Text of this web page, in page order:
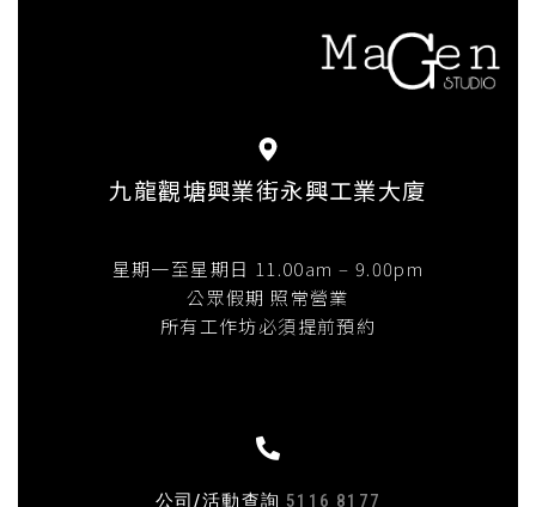
九龍觀塘興業街永興工業大廈
星期一至星期日 11.00am – 9.00pm
公眾假期 照常營業
所有工作坊必須提前預約
公司/活動查詢 5116 8177